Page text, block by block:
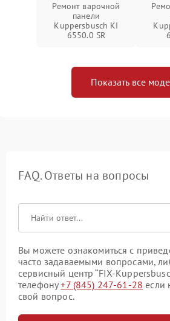
Ремонт варочной
панели
Kuppersbusch KI
6550.0 SR
Показать все
FAQ. Ответы на вопросы
Вы можете ознакомиться с
часто задаваемыми вопросами,
сервисный центр “FIX-
телефону+7 (845) 247-61-28 если
свой вопрос.